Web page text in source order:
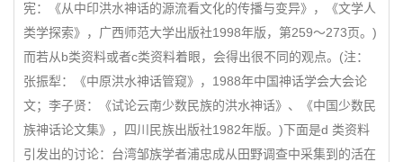
宪：《从中印洪水神话的源流看文化的传播与变异》，《文学人
类学探索》，广西师范大学出版社1998年版，第259～273页。)
而若从b类资料或者c类资料着眼，会得出很不同的观点。(注：
张振犁：《中原洪水神话管窥》，1988年中国神话学会大会论
文；李子贤：《试论云南少数民族的洪水神话》、《中国少数民
族神话论文集》，四川民族出版社1982年版。)下面是d 类资料
引发出的讨论：台湾邹族学者浦忠成从田野调查中采集到的活在